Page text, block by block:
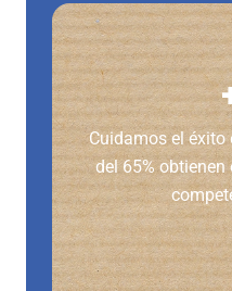
Cuidamos el
del 65%